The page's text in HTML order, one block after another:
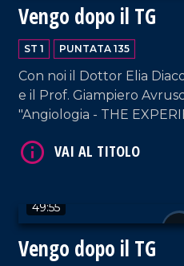
Vengo dopo il TG
ST 1 PUNTATA 135
Con noi il Dottor Elia
e il Prof. Giampiero
"Angiologia - THE
Carlo, Patron del celebre
49:55
Vengo dopo il TG